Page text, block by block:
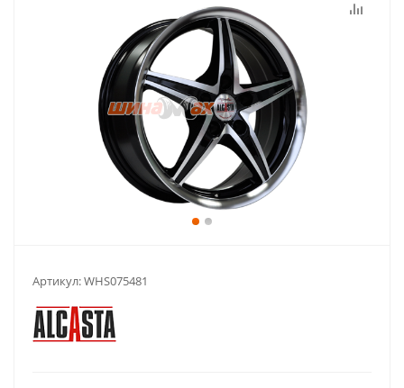
Артикул:WHS075481